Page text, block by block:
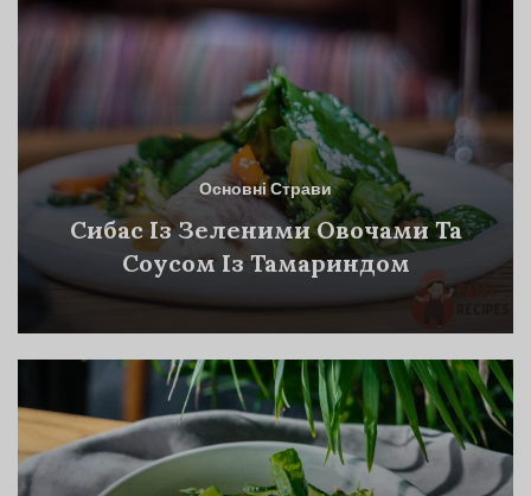
Основні Страви
Сибас Із Зеленими Овочами Та
Соусом Із Тамариндом